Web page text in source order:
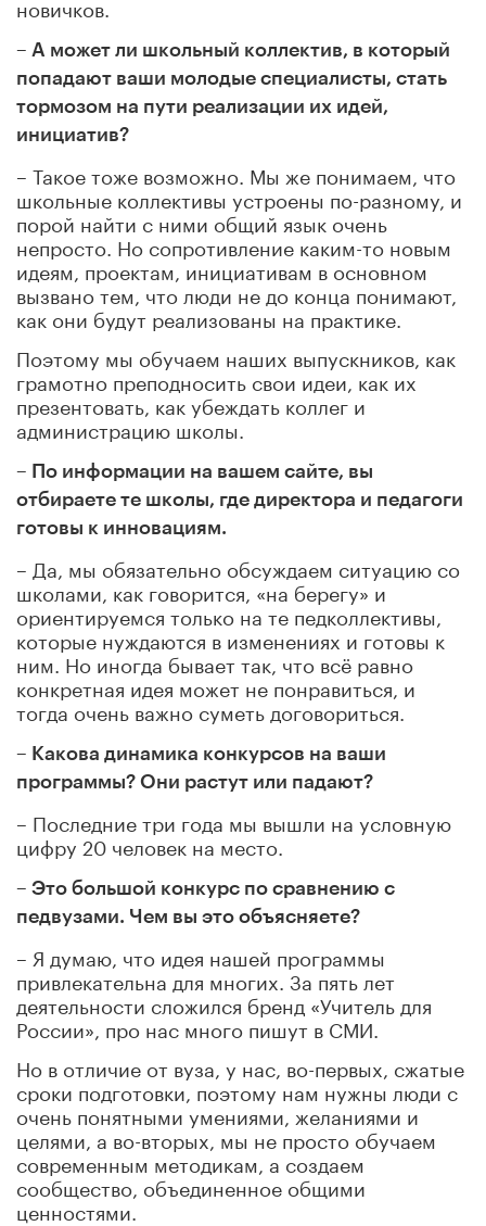
новичков.
– А может ли школьный коллектив, в который
попадают ваши молодые специалисты, стать
тормозом на пути реализации их идей,
инициатив?
– Такое тоже возможно. Мы же понимаем, что
школьные коллективы устроены по-разному, и
порой найти с ними общий язык очень
непросто. Но сопротивление каким-то новым
идеям, проектам, инициативам в основном
вызвано тем, что люди не до конца понимают,
как они будут реализованы на практике.
Поэтому мы обучаем наших выпускников, как
грамотно преподносить свои идеи, как их
презентовать, как убеждать коллег и
администрацию школы.
– По информации на вашем сайте, вы
отбираете те школы, где директора и педагоги
готовы к инновациям.
– Да, мы обязательно обсуждаем ситуацию со
школами, как говорится, «на берегу» и
ориентируемся только на те педколлективы,
которые нуждаются в изменениях и готовы к
ним. Но иногда бывает так, что всё равно
конкретная идея может не понравиться, и
тогда очень важно суметь договориться.
– Какова динамика конкурсов на ваши
программы? Они растут или падают?
– Последние три года мы вышли на условную
цифру 20 человек на место.
– Это большой конкурс по сравнению с
педвузами. Чем вы это объясняете?
– Я думаю, что идея нашей программы
привлекательна для многих. За пять лет
деятельности сложился бренд «Учитель для
России», про нас много пишут в СМИ.
Но в отличие от вуза, у нас, во-первых, сжатые
сроки подготовки, поэтому нам нужны люди с
очень понятными умениями, желаниями и
целями, а во-вторых, мы не просто обучаем
современным методикам, а создаем
сообщество, объединенное общими
ценностями.